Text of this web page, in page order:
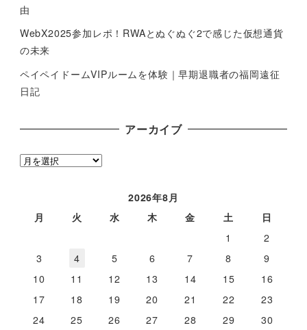
由
WebX2025参加レポ！RWAとぬぐぬぐ2で感じた仮想通貨
の未来
ペイペイドームVIPルームを体験｜早期退職者の福岡遠征
日記
アーカイブ
ア
2026年8月
月
火 水 木 金 土
日
1
2
3
4 5 6 7 8
9
10
11 12 13 14 15
16
17
18 19 20 21 22
23
24
25 26 27 28 29 30